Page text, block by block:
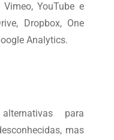
YouTube e
Dropbox, One
Analytics.
para
mas